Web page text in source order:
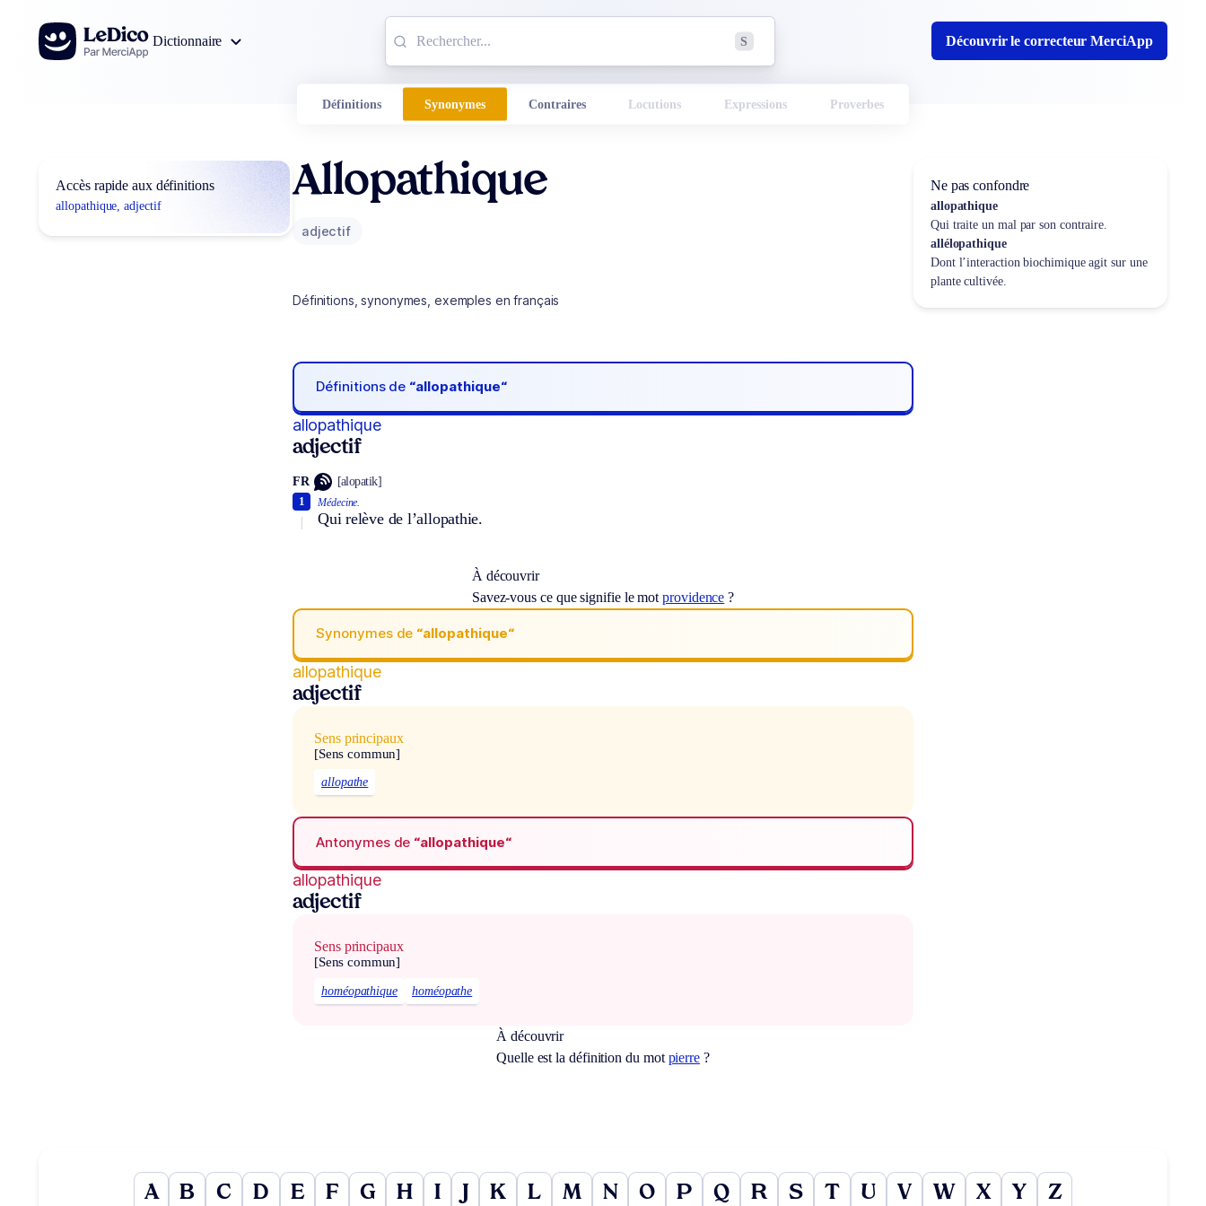
Aller au contenu
Dictionnaire
S Découvrir le correcteur MerciApp
Définitions Synonymes Contraires Locutions Expressions Proverbes
Accès rapide aux définitions
allopathique, adjectif
Allopathique
adjectif
Définitions, synonymes, exemples en français
Définitions de “allopathique“
allopathique
adjectif
FR [alopatik]
Médecine.
Qui relève de l’allopathie.
1
À découvrir
Savez-vous ce que signifie le motprovidence ?
Synonymes de “allopathique“
allopathique
adjectif
Sens principaux
[Sens commun]
allopathe
Antonymes de “allopathique“
allopathique
adjectif
Sens principaux
[Sens commun]
homéopathique homéopathe
À découvrir
Quelle est la définition du mot pierre ?
Ne pas confondre
allopathique
Qui traite un mal par son contraire.
allélopathique
Dont l’interaction biochimique agit sur une
plante cultivée.
A B C D E F G H I J K L M N O P Q R S T U V W X Y Z